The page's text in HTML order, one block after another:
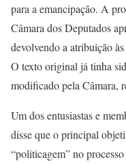
para a emancipação. A
Câmara dos Deputados
devolvendo a atribuição
O texto original já tinha
modificado pela Câmara,
Um dos entusiastas e
disse que o principal
“politicagem” no